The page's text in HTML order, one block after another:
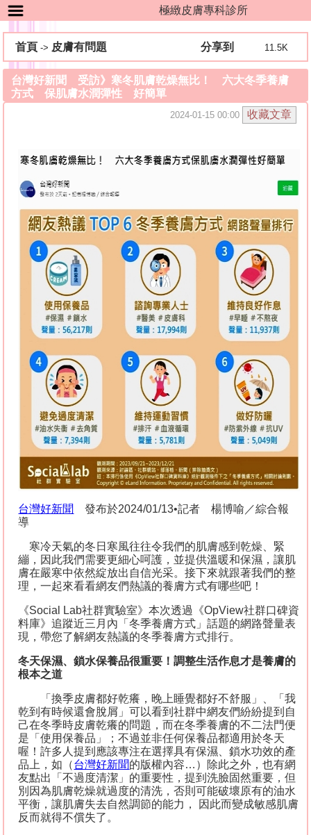
極緻皮膚專科診所
首頁 -> 皮膚有問題 分享到 11.5K
台灣好新聞 受訪》寒冬肌膚乾燥無比！ 六大冬季養膚
方式 保肌膚水潤彈性 好簡單
2024-01-15 00:00
台灣好新聞 發布於2024/01/13•記者 楊博喻／綜合報
導
寒冷天氣的冬日寒風往往令我們的肌膚感到乾燥、緊
繃，因此我們需要更細心呵護，並提供溫暖和保濕，讓肌
膚在嚴寒中依然綻放出自信光采。接下來就跟著我們的整
理，一起來看看網友們熱議的養膚方式有哪些吧！
《Social Lab社群實驗室》本次透過《OpView社群口碑資
料庫》追蹤近三月內「冬季養膚方式」話題的網路聲量表
現，帶您了解網友熱議的冬季養膚方式排行。
冬天保濕、鎖水保養品很重要！調整生活作息才是養膚的
根本之道
「換季皮膚都好乾癢，晚上睡覺都好不舒服」、「我
乾到有時候還會脫屑」可以看到社群中網友們紛紛提到自
己在冬季時皮膚乾癢的問題，而在冬季養膚的不二法門便
是「使用保養品」；不過並非任何保養品都適用於冬天
喔！許多人提到應該專注在選擇具有保濕、鎖水功效的產
品上，如（台灣好新聞的版權內容… ）除此之外，也有網
友點出「不過度清潔」的重要性，提到洗臉固然重要，但
別因為肌膚乾燥就過度的清洗，否則可能破壞原有的油水
平衡，讓肌膚失去自然調節的能力，
因此而變成敏感肌膚
反而就得不償失了。